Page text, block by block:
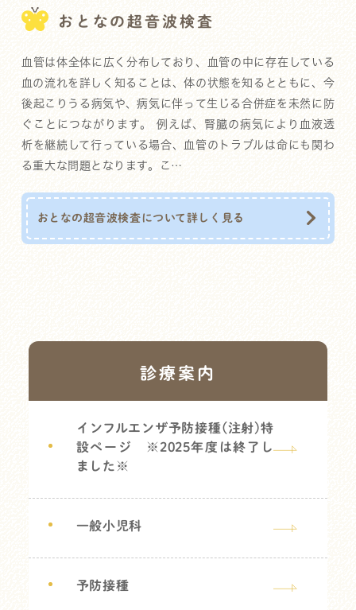
おとなの超音波検査
血管は体全体に広く分布しており、血管の中に存在している
血の流れを詳しく知ることは、体の状態を知るとともに、今
後起こりうる病気や、病気に伴って生じる合併症を未然に防
ぐことにつながります。 例えば、腎臓の病気により血液透
析を継続して行っている場合、血管のトラブルは命にも関わ
る重大な問題となります。こ…
おとなの超音波検査について詳しく見る
診療案内
インフルエンザ予防接種(注射)特
設ページ ※2025年度は終了し
ました※
一般小児科
予防接種